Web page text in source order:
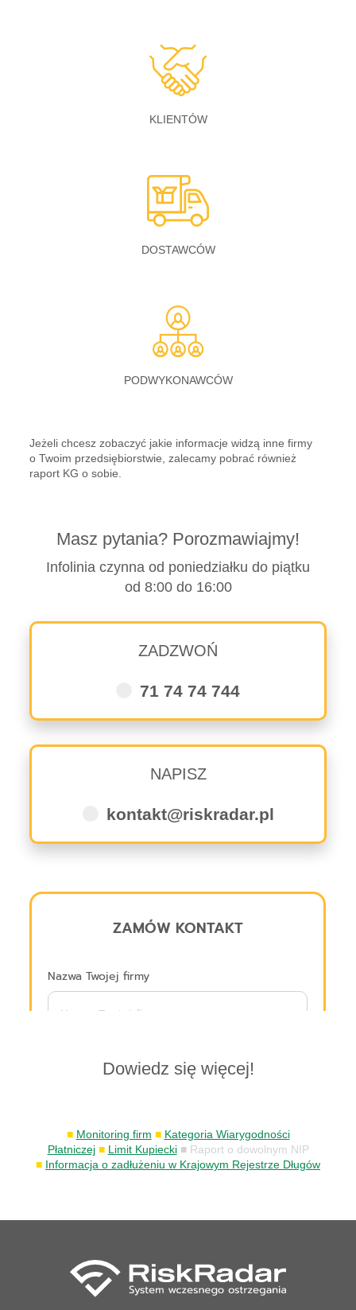
KLIENTÓW
DOSTAWCÓW
PODWYKONAWCÓW
Jeżeli chcesz zobaczyć jakie informacje widzą inne firmy
o Twoim przedsiębiorstwie, zalecamy pobrać również
raport KG o sobie.
Masz pytania? Porozmawiajmy!
Infolinia czynna od poniedziałku do piątku
od 8:00 do 16:00
ZADZWOŃ
71 74 74 744
NAPISZ
kontakt@riskradar.pl
Dowiedz się więcej!
■ Monitoring firm ■ Kategoria Wiarygodności
Płatniczej ■ Limit Kupiecki ■ Raport o dowolnym NIP
■ Informacja o zadłużeniu w Krajowym Rejestrze Długów